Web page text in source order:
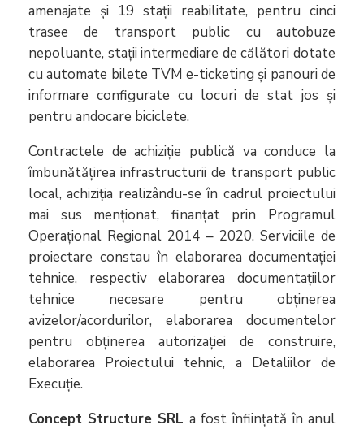
amenajate și 19 stații reabilitate, pentru cinci
trasee de transport public cu autobuze
nepoluante, stații intermediare de călători dotate
cu automate bilete TVM e-ticketing și panouri de
informare configurate cu locuri de stat jos și
pentru andocare biciclete.
Contractele de achiziție publică va conduce la
îmbunătățirea infrastructurii de transport public
local, achiziția realizându-se în cadrul proiectului
mai sus menționat, finanțat prin Programul
Operațional Regional 2014 – 2020. Serviciile de
proiectare constau în elaborarea documentației
tehnice, respectiv elaborarea documentațiilor
tehnice necesare pentru obținerea
avizelor/acordurilor, elaborarea documentelor
pentru obținerea autorizației de construire,
elaborarea Proiectului tehnic, a Detaliilor de
Execuție.
Concept Structure SRL a fost înființată în anul